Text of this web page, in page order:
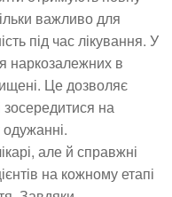
важливо для
під час лікування. У
наркозалежних в
Це дозволяє
зосередитися на
але й справжні
на кожному етапі